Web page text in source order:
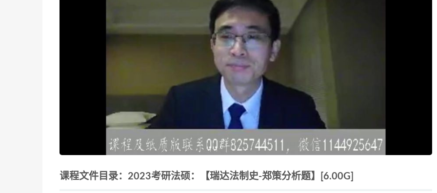
课程文件目录：2023考研法硕：【瑞达法制史-郑策分析题】[6.00G]